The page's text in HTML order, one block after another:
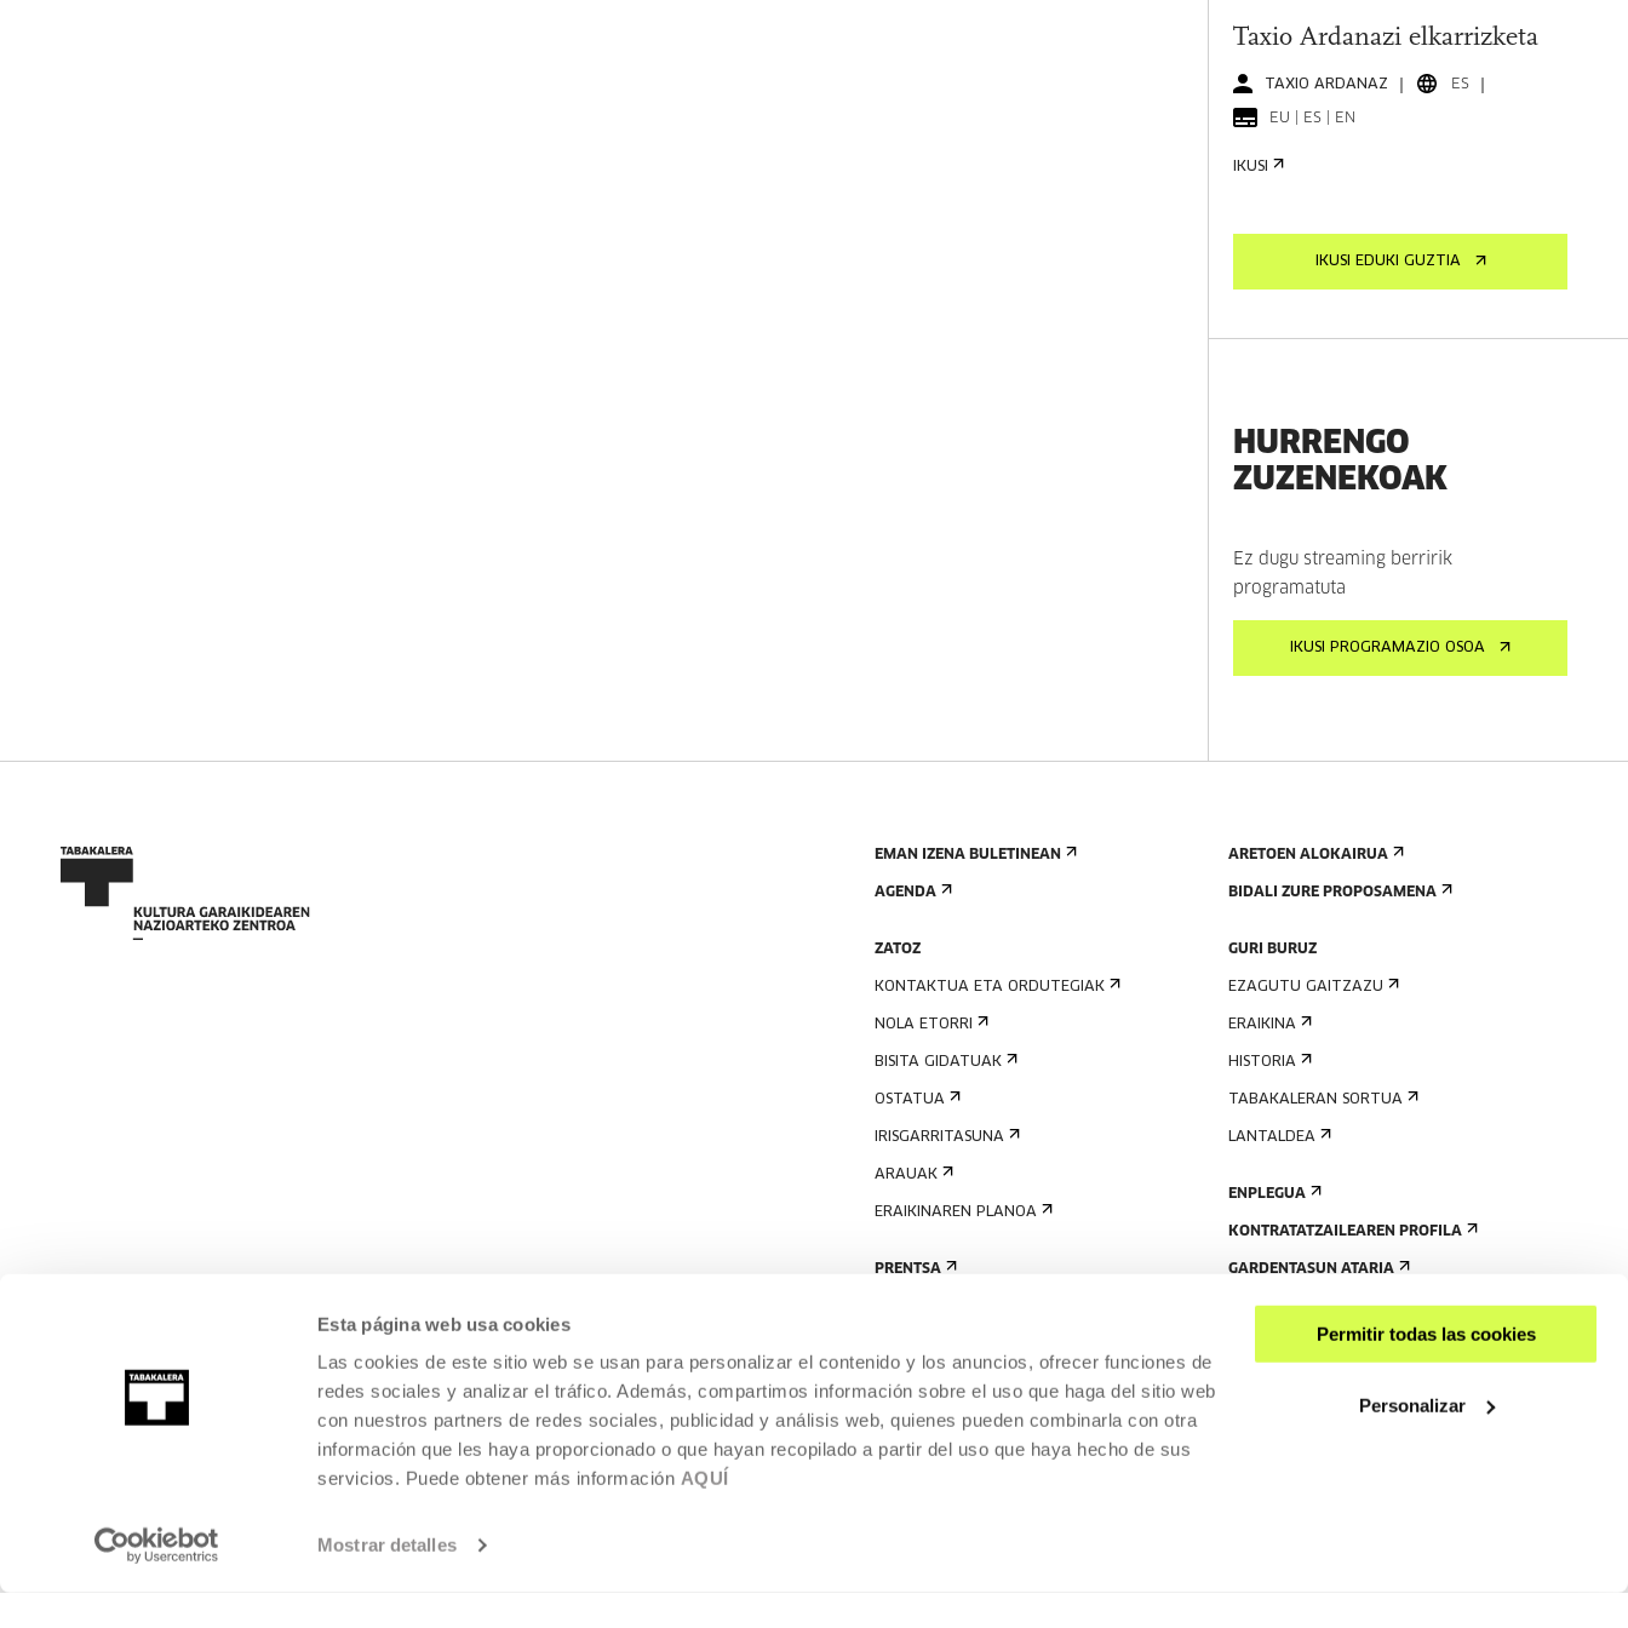
Esta página web usa cookies
Las cookies de este sitio web se usan para personalizar el contenido y los anuncios, ofrecer funciones de
redes sociales y analizar el tráfico. Además, compartimos información sobre el uso que haga del sitio web
con nuestros partners de redes sociales, publicidad y análisis web, quienes pueden combinarla con otra
información que les haya proporcionado o que hayan recopilado a partir del uso que haya hecho de sus
servicios. Puede obtener más información AQUÍ
Mostrar detalles
Permitir todas las cookies
Personalizar
Taxio Ardanazi elkarrizketa
TAXIO ARDANAZ ES
EU | ES | EN
IKUSI
IKUSI EDUKI GUZTIA
HURRENGO
ZUZENEKOAK
Ez dugu streaming berririk
programatuta
IKUSI PROGRAMAZIO OSOA
EMAN IZENA BULETINEAN
AGENDA
ZATOZ
KONTAKTUA ETA ORDUTEGIAK
NOLA ETORRI
BISITA GIDATUAK
OSTATUA
IRISGARRITASUNA
ARAUAK
ERAIKINAREN PLANOA
PRENTSA
ARETOEN ALOKAIRUA
BIDALI ZURE PROPOSAMENA
GURI BURUZ
EZAGUTU GAITZAZU
ERAIKINA
HISTORIA
TABAKALERAN SORTUA
LANTALDEA
ENPLEGUA
KONTRATATZAILEAREN PROFILA
GARDENTASUN ATARIA
2026 TABAKALERA.
KULTURA GARAIKIDEAREN NAZIOARTEKO ZENTROA,